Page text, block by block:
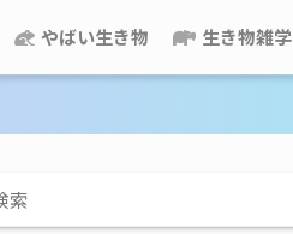
やばい生き物 生き物雑学